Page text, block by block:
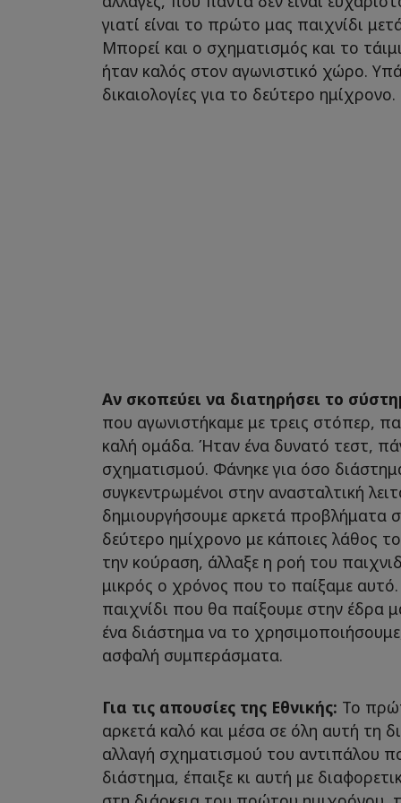
γιατί είναι το πρώτο μας παιχνίδι
Μπορεί και ο σχηματισμός και το
ήταν καλός στον αγωνιστικό χώρο.
δικαιολογίες για το δεύτερο ημίχρονο.
Αν σκοπεύει να διατηρήσει το
που αγωνιστήκαμε με τρεις στόπερ,
καλή ομάδα. Ήταν ένα δυνατό τεστ,
σχηματισμού. Φάνηκε για όσο
συγκεντρωμένοι στην ανασταλτική
δημιουργήσουμε αρκετά προβλήματα
δεύτερο ημίχρονο με κάποιες λάθος
την κούραση, άλλαξε η ροή του
μικρός ο χρόνος που το παίξαμε
παιχνίδι που θα παίξουμε στην έδρα
ένα διάστημα να το
ασφαλή συμπεράσματα.
Για τις απουσίες της Εθνικής: Το
αρκετά καλό και μέσα σε όλη αυτή τη
αλλαγή σχηματισμού του αντιπάλου
διάστημα, έπαιξε κι αυτή με